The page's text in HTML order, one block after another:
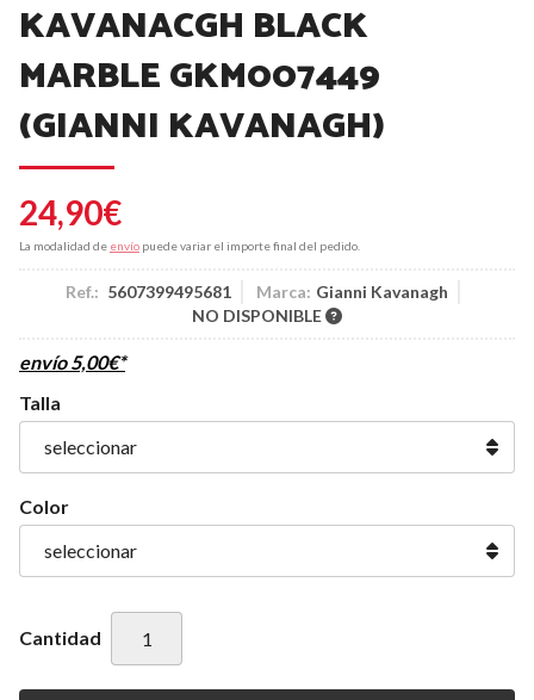
KAVANACGH BLACK
MARBLE GKM007449
(GIANNI KAVANAGH)
24,90€
La modalidad de envío puede variar el importe final del pedido.
Ref.: 5607399495681 Marca: Gianni Kavanagh
NO DISPONIBLE
envío 5,00€*
Talla
Color
Cantidad